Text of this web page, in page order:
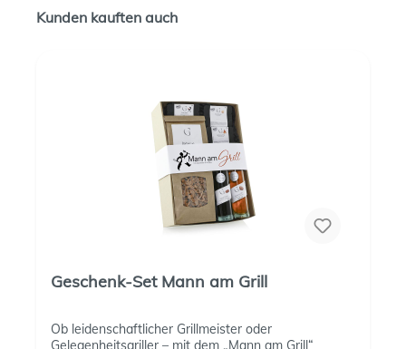
Kunden kauften auch
Geschenk-Set Mann am Grill
Ob leidenschaftlicher Grillmeister oder
Gelegenheitsgriller – mit dem „Mann am Grill“